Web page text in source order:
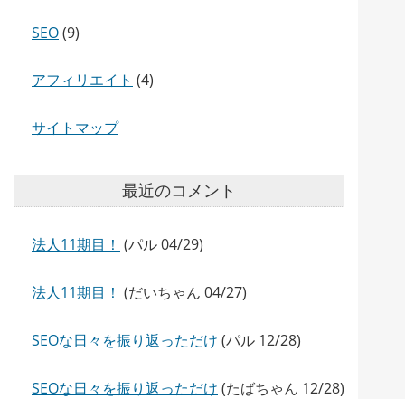
SEO(9)
アフィリエイト (4)
サイトマップ
最近のコメント
法人11期目！ (パル 04/29)
法人11期目！ (だいちゃん 04/27)
SEOな日々を振り返っただけ (パル 12/28)
SEOな日々を振り返っただけ (たばちゃん 12/28)